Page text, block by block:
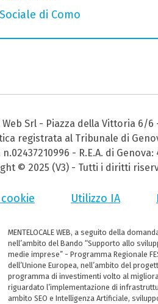
di Como
Srl - Piazza della Vittoria 6/6
registrata al Tribunale di
- R.E.A. di Genova:
© 2025 (V3) - Tutti i diritti
Utilizzo IA
MENTELOCALE WEB, a seguito della
nell’ambito del Bando “Supporto allo
medie imprese” - Programma Regionale
dell’Unione Europea, nell’ambito del
programma di investimenti volto al
riguardato l’implementazione di
ambito SEO e Intelligenza Artificiale,